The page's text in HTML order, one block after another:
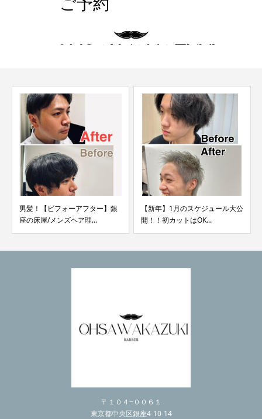
ご予約
男髪！【ビフォーアフター】銀
座の床屋/メンズヘア理...
【新年】1月のスケジュール大公
開！！初カットはOK...
〒１０４−００６１
東京都中央区銀座4-10-14